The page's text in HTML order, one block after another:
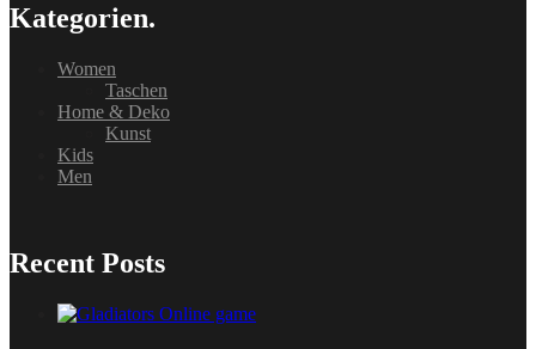
Kategorien.
Women
Taschen
Home & Deko
Kunst
Kids
Men
Recent Posts